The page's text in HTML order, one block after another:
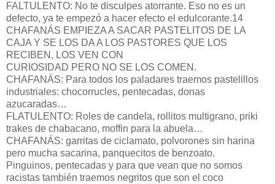
FALTULENTO: No te disculpes atorrante. Eso no es un
defecto, ya te empezó a hacer efecto el edulcorante.14
CHAFANÁS EMPIEZA A SACAR PASTELITOS DE LA
CAJA Y SE LOS DA A LOS PASTORES QUE LOS
RECIBEN, LOS VEN CON
CURIOSIDAD PERO NO SE LOS COMEN.
CHAFANÁS: Para todos los paladares traemos pastelillos
industriales: chocorrucles, pentecadas, donas
azucaradas…
FLATULENTO: Roles de candela, rollitos multigrano, priki
trakes de chabacano, moffin para la abuela…
CHAFANÁS: garritas de ciclamato, polvorones sin harina
pero mucha sacarina, panquecitos de benzoato.
Pinguinos, pentecadas y para que vean que no somos
racistas también traemos negritos que son el coco